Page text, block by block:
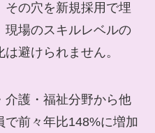
の穴を新規採用で埋
現場のスキルレベルの
避けられません。
介護・福祉分野から他
前々年比148%に増加